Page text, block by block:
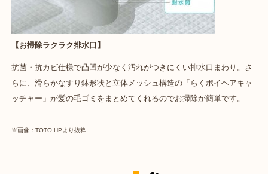
【お掃除ラクラク排水口】
抗菌・抗カビ仕様で凸凹が少なく汚れがつきにくい排水口まわり。さ
らに、滑らかなすり鉢形状と立体メッシュ構造の「らくポイヘアキャ
ッチャー」が髪の毛ゴミをまとめてくれるのでお掃除が簡単です。
※画像：TOTO HPより抜粋